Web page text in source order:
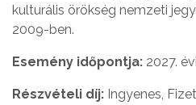
kulturális örökség nemzeti
2009-ben.
Esemény időpontja: 2027.
Részvételi díj: Ingyenes,